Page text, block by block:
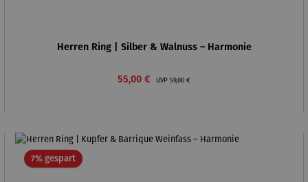
Herren Ring | Silber & Walnuss – Harmonie
Verkaufspreis:
55,00 € UVP Regulärer Preis:
59,00 €
7% gespartRabatt